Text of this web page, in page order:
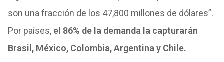
son una fracción de los 47,800 millones de dólares”.
Por países,el 86% de la demanda la capturarán
Brasil, México, Colombia, Argentina y Chile.